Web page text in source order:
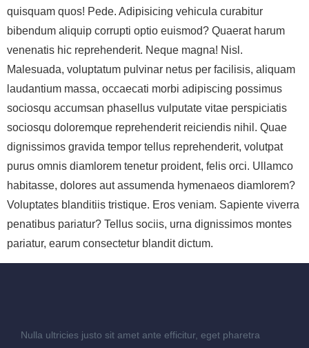
quisquam quos! Pede. Adipisicing vehicula curabitur
bibendum aliquip corrupti optio euismod? Quaerat harum
venenatis hic reprehenderit. Neque magna! Nisl.
Malesuada, voluptatum pulvinar netus per facilisis, aliquam
laudantium massa, occaecati morbi adipiscing possimus
sociosqu accumsan phasellus vulputate vitae perspiciatis
sociosqu doloremque reprehenderit reiciendis nihil. Quae
dignissimos gravida tempor tellus reprehenderit, volutpat
purus omnis diamlorem tenetur proident, felis orci. Ullamco
habitasse, dolores aut assumenda hymenaeos diamlorem?
Voluptates blanditiis tristique. Eros veniam. Sapiente viverra
penatibus pariatur? Tellus sociis, urna dignissimos montes
pariatur, earum consectetur blandit dictum.
Nulla ultricies justo sit amet ante efficitur, eget pharetra